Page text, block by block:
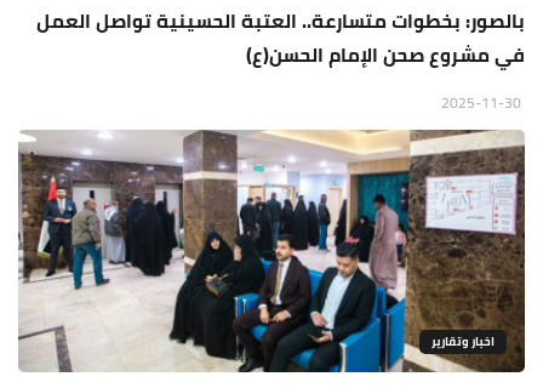
بالصور: بخطوات متسارعة.. العتبة الحسينية تواصل العمل
في مشروع صحن الإمام الحسن(ع)
اخبار وتقارير